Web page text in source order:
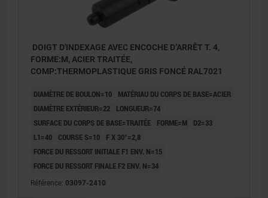
DOIGT D'INDEXAGE AVEC ENCOCHE D’ARRÊT T. 4,
FORME:M, ACIER TRAITÉE,
COMP:THERMOPLASTIQUE GRIS FONCÉ RAL7021
DIAMÈTRE DE BOULON=10
MATÉRIAU DU CORPS DE BASE=ACIER
DIAMÈTRE EXTÉRIEUR=22
LONGUEUR=74
SURFACE DU CORPS DE BASE=TRAITÉE
FORME=M
D2=33
L1=40
COURSE S=10
F X 30°=2,8
FORCE DU RESSORT INITIALE F1 ENV. N=15
FORCE DU RESSORT FINALE F2 ENV. N=34
Référence: 03097-2410